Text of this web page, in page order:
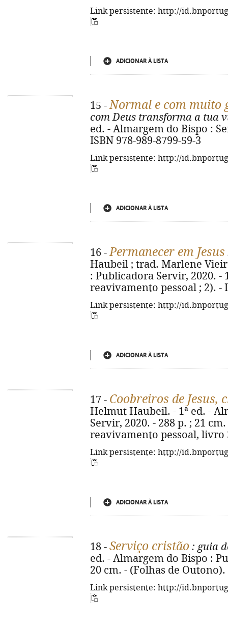
Link persistente: http://
ADICIONAR À LISTA
15 -Normal e com muito
com Deus transforma a tua
ed. - Almargem do Bispo :
ISBN 978-989-8799-59-3
Link persistente: http://
ADICIONAR À LISTA
16 -Permanecer em Jesus
Haubeil ; trad. Marlene
: Publicadora Servir, 2020. -
reavivamento pessoal ; 2). -
Link persistente: http://
ADICIONAR À LISTA
17 - Coobreiros de Jesus,
Helmut Haubeil. - 1ª ed. -
Servir, 2020. - 288 p. ; 21
reavivamento pessoal, livro
Link persistente: http://
ADICIONAR À LISTA
18 - Serviço cristão : guia
ed. - Almargem do Bispo :
20 cm. - (Folhas de Outono).
Link persistente: http://